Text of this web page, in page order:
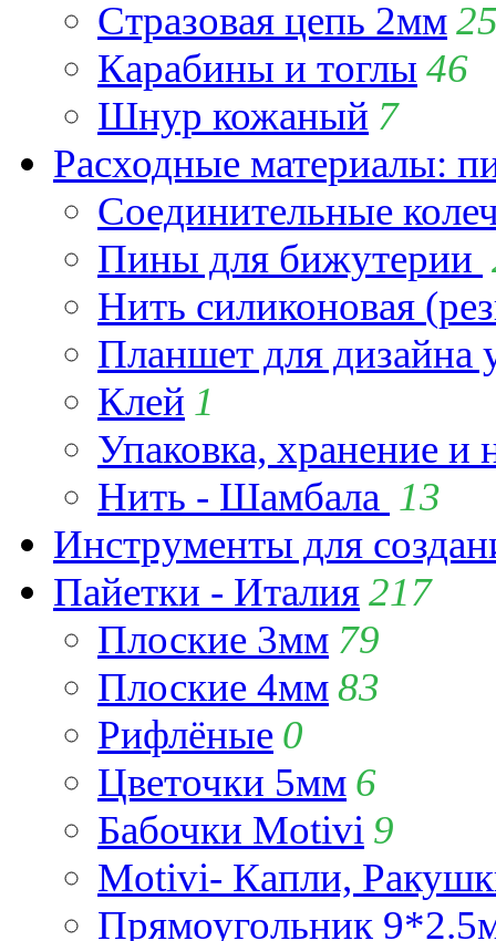
Стразовая цепь 2мм
Карабины и тоглы 46
Шнур кожаный 7
Расходные материалы:
Соединительные
Пины для бижутерии
Нить силиконовая
Планшет для
Клей 1
Упаковка, хранение и
Нить - Шамбала 13
Инструменты для
Пайетки - Италия217
Плоские 3мм 79
Плоские 4мм83
Рифлёные 0
Цветочки 5мм 6
Бабочки Motivi 9
Motivi- Капли,
Прямоугольник